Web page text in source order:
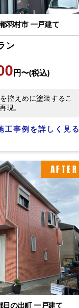
羽村市 一戸建て
ン
円〜(税込)
控えめに塗装するこ
現。
工事例を詳しく見る
AFTER
日の出町 一戸建て